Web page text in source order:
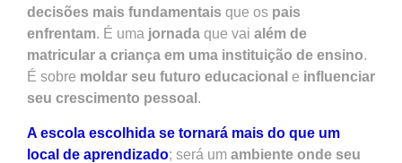
decisões mais fundamentais que os pais
enfrentam. É uma jornada que vai além de
matricular a criança em uma instituição de ensino.
É sobre moldar seu futuro educacional e influenciar
seu crescimento pessoal .
A escola escolhida se tornará mais do que um
local de aprendizado; será um ambiente onde seu